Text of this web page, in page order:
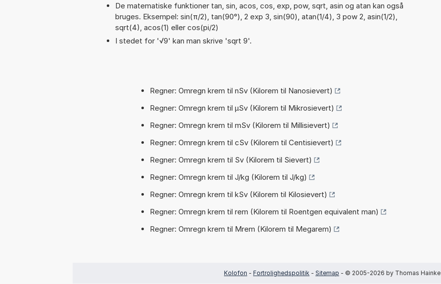
De matematiske funktioner tan, sin, acos, cos, exp, pow, sqrt, asin og atan kan også
bruges. Eksempel: sin(π/2), tan(90°), 2 exp 3, sin(90), atan(1/4), 3 pow 2, asin(1/2),
sqrt(4), acos(1) eller cos(pi/2)
I stedet for '√9' kan man skrive 'sqrt 9'.
Regner: Omregn krem til nSv (Kilorem til Nanosievert)
Regner: Omregn krem til µSv (Kilorem til Mikrosievert)
Regner: Omregn krem til mSv (Kilorem til Millisievert)
Regner: Omregn krem til cSv (Kilorem til Centisievert)
Regner: Omregn krem til Sv (Kilorem til Sievert)
Regner: Omregn krem til J/kg (Kilorem til J/kg)
Regner: Omregn krem til kSv (Kilorem til Kilosievert)
Regner: Omregn krem til rem (Kilorem til Roentgen equivalent man)
Regner: Omregn krem til Mrem (Kilorem til Megarem)
Kolofon - Fortrolighedspolitik - Sitemap - © 2005-2026 by Thomas Hainke